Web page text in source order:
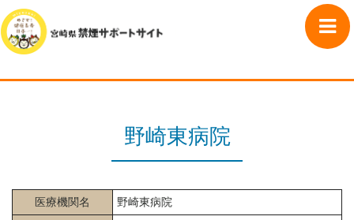
野崎東病院
医療機関名 野崎東病院